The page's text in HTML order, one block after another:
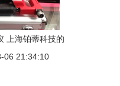
上海铂蒂科技的
06 21:34:10